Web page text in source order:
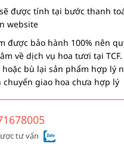
được tính tại bước thanh
website
được bảo hành 100% nên
về dịch vụ hoa tươi tại
bù lại sản phẩm hợp lý
giao hoa chưa hợp lý
tư vấn